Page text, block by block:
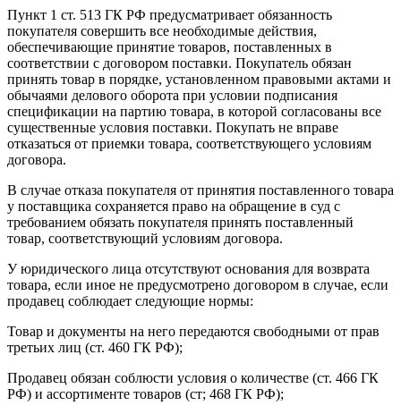
Пункт 1 ст. 513 ГК РФ предусматривает обязанность
покупателя совершить все необходимые действия,
обеспечивающие принятие товаров, поставленных в
соответствии с договором поставки. Покупатель обязан
принять товар в порядке, установленном правовыми актами и
обычаями делового оборота при условии подписания
спецификации на партию товара, в которой согласованы все
существенные условия поставки. Покупать не вправе
отказаться от приемки товара, соответствующего условиям
договора.
В случае отказа покупателя от принятия поставленного товара
у поставщика сохраняется право на обращение в суд с
требованием обязать покупателя принять поставленный
товар, соответствующий условиям договора.
У юридического лица отсутствуют основания для возврата
товара, если иное не предусмотрено договором в случае, если
продавец соблюдает следующие нормы:
Товар и документы на него передаются свободными от прав
третьих лиц (ст. 460 ГК РФ);
Продавец обязан соблюсти условия о количестве (ст. 466 ГК
РФ) и ассортименте товаров (ст; 468 ГК РФ);